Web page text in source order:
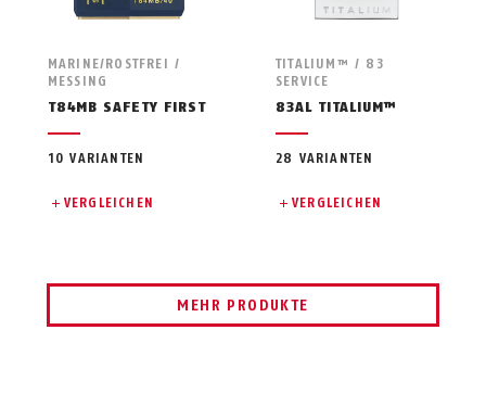
MARINE/ROSTFREI /
MESSING
T84MB SAFETY FIRST
10 VARIANTEN
VERGLEICHEN
TITALIUM™ / 83
SERVICE
83AL TITALIUM™
28 VARIANTEN
VERGLEICHEN
MEHR PRODUKTE